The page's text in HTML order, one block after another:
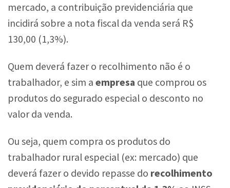
mercado, a contribuição previdenciária que
incidirá sobre a nota fiscal da venda será R$
130,00 (1,3%).
Quem deverá fazer o recolhimento não é o
trabalhador, e sim a empresa que comprou os
produtos do segurado especial o desconto no
valor da venda.
Ou seja, quem compra os produtos do
trabalhador rural especial (ex: mercado) que
deverá fazer o devido repasse do recolhimento